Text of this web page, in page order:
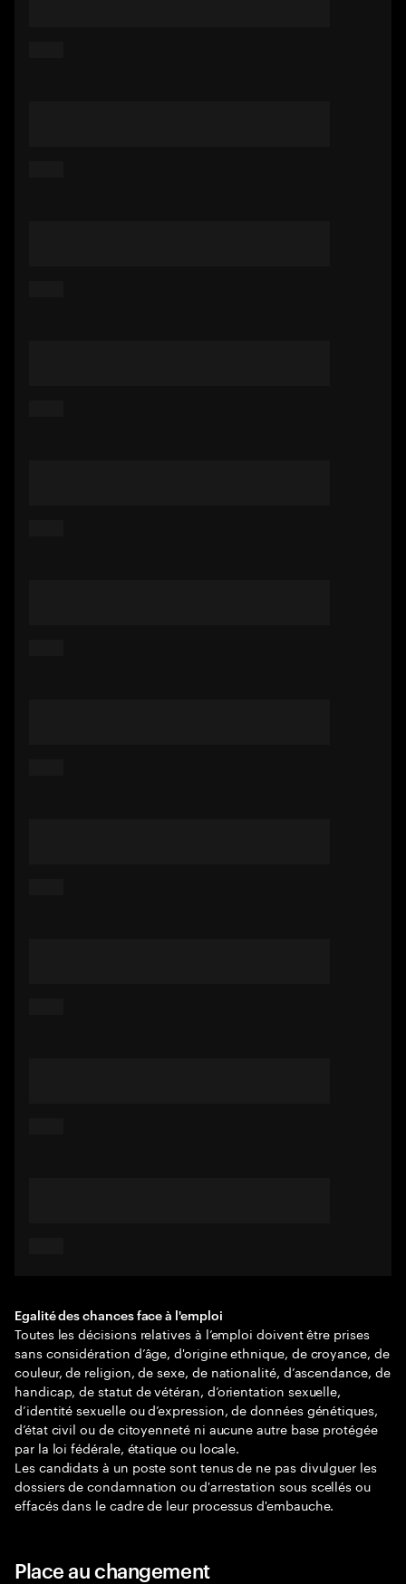
Egalité des chances face à l'emploi
Toutes les décisions relatives à l’emploi doivent être prises
sans considération d’âge, d'origine ethnique, de croyance, de
couleur, de religion, de sexe, de nationalité, d’ascendance, de
handicap, de statut de vétéran, d’orientation sexuelle,
d’identité sexuelle ou d’expression, de données génétiques,
d’état civil ou de citoyenneté ni aucune autre base protégée
par la loi fédérale, étatique ou locale.
Les candidats à un poste sont tenus de ne pas divulguer les
dossiers de condamnation ou d'arrestation sous scellés ou
effacés dans le cadre de leur processus d'embauche.
Place au changement